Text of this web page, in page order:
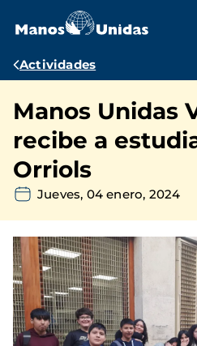
contenido
Ruta
navegación
Actividades
Manos Unidas
recibe a
Orriols
Jueves, 04 enero, 2024